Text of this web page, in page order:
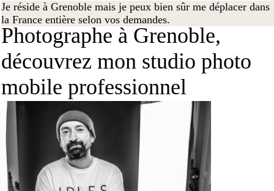
Je réside à Grenoble mais je peux bien sûr me déplacer dans
la France entière selon vos demandes.
Photographe à Grenoble,
découvrez mon studio photo
mobile professionnel